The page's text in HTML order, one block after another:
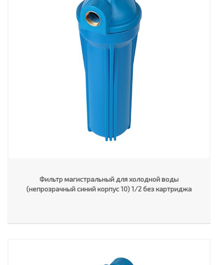
Фильтр магистральный для холодной воды
(непрозрачный синий корпус 10) 1/2 без картриджа